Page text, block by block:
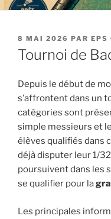
PUBLIÉ
LE
8 MAI 2026 PAR EPS
Tournoi de
Depuis le début de
s’affrontent dans un
catégories sont
simple messieurs et
élèves qualifiés dans
déjà disputer leur 1/
poursuivent dans les
se qualifier pour la
Les principales